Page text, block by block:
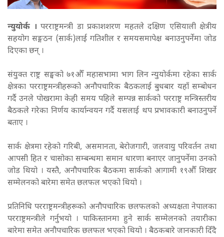
न्युयोर्क । परराष्ट्रमन्त्री डा प्रकाशशरण महतले दक्षिण एसियाली क्षेत्रीय
सहयोग सङ्गठन (सार्क)लाई गतिशील र समयसमापेक्ष बनाउनुपर्नेमा जोड
दिएका छन् ।
संयुक्त राष्ट्र सङ्घको ७१औँ महासभामा भाग लिन न्युयोर्कमा रहेका सार्क
क्षेत्रका परराष्ट्रमन्त्रीहरूको अनौपचारिक बैठकलाई बुधबार यहाँ सम्बोधन
गर्दै उनले पोखरामा केही समय पहिले सम्पन्न सार्कको परराष्ट्र मन्त्रिस्तरीय
बैठकले गरेका निर्णय कार्यान्वयन गर्दै यसलाई थप प्रभावकारी बनाउनुपर्ने
बताए ।
सार्क क्षेत्रमा रहेको गरिबी, असमानता, बेरोजगारी, जलवायु परिवर्तन तथा
आपसी हित र चासोका सम्बन्धमा समान धारणा बनाएर जानुपर्नेमा उनको
जोड थियो । यस्तै, अनौपचारिक बैठकमा सार्कको आगामी १९औँ शिखर
सम्मेलनको बारेमा समेत छलफल भएको थियो ।
प्रतिनिधि परराष्ट्रमन्त्रीहरूको अनौपचारिक छलफलको अध्यक्षता नेपालका
परराष्ट्रमन्त्रीले गर्नुभयो । पाकिस्तानमा हुने सार्क सम्मेलनको तयारीका
बारेमा समेत अनौपचारिक छलफल भएको थियो । बैठकबारे जानकारी दिँदै